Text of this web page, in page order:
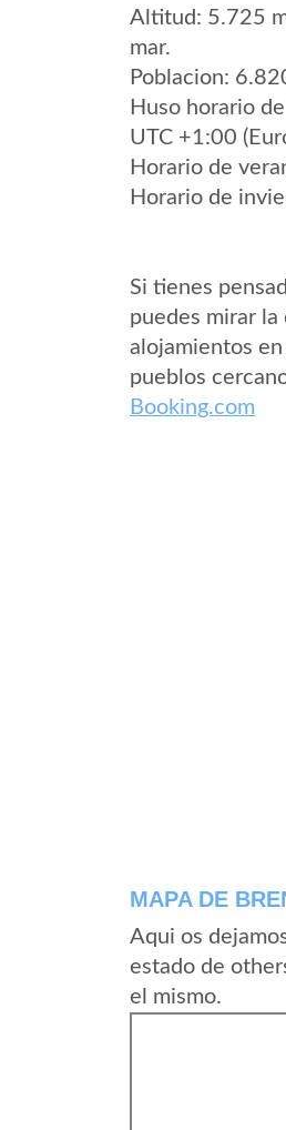
Altitud: 5.725
mar.
Poblacion:
Huso horario
UTC +1:00
Horario de
Horario de
Si tienes
puedes mirar
alojamientos
pueblos
Booking.com
MAPA DE
Aqui os
estado de
el mismo.